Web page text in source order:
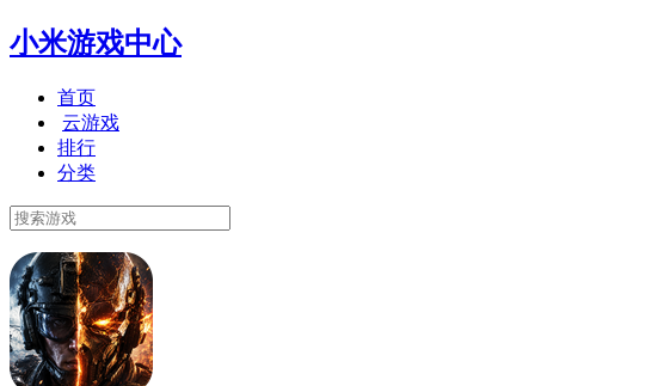
小米游戏中心
首页
云游戏
排行
分类